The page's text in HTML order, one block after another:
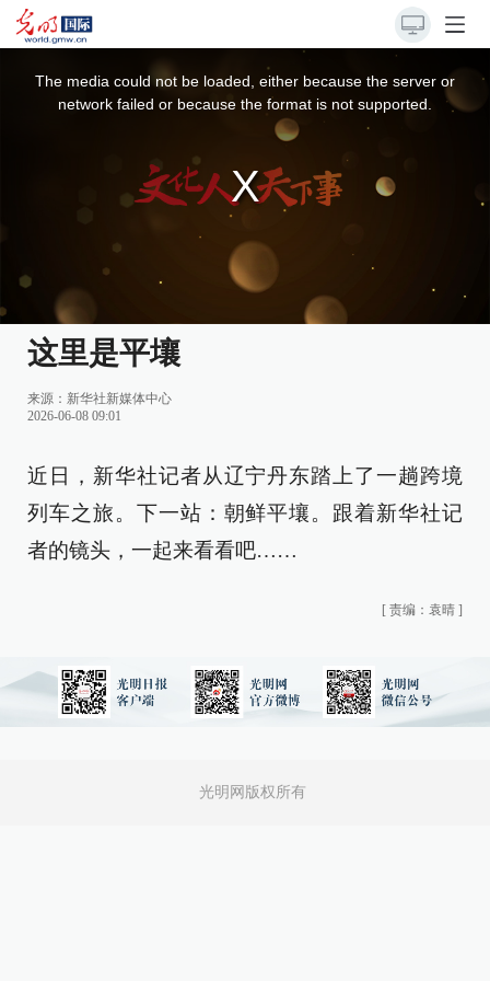
The media could not be loaded, either because the server or
network failed or because the format is not supported.
这里是平壤
来源： 新华社新媒体中心
2026-06-08 09:01
近日，新华社记者从辽宁丹东踏上了一趟跨境
列车之旅。下一站：朝鲜平壤。跟着新华社记
者的镜头，一起来看看吧……
[ 责编：袁晴 ]
光明网版权所有